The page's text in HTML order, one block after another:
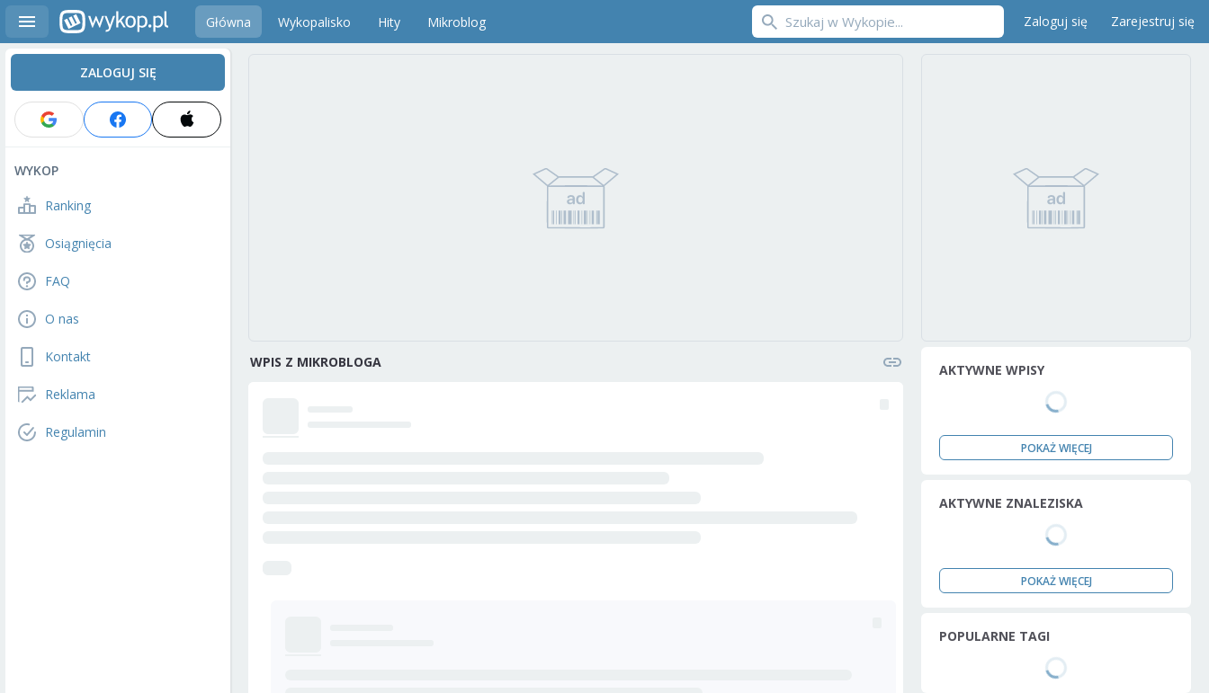
Główna Wykopalisko Hity Mikroblog Zaloguj się Zarejestruj się
ZALOGUJ SIĘ
WYKOP
Ranking
Osiągnięcia
FAQ
O nas
Kontakt
Reklama
Regulamin
WPIS Z MIKROBLOGA AKTYWNE WPISY
POKAŻ WIĘCEJ
AKTYWNE ZNALEZISKA
POKAŻ WIĘCEJ
POPULARNE TAGI